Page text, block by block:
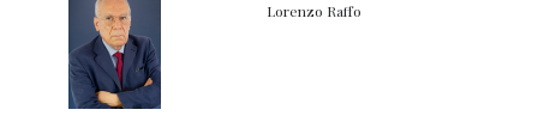
Lorenzo Raffo